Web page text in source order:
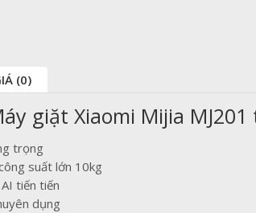
(0)
giặt Xiaomi Mijia
trọng
suất lớn 10kg
tiến tiến
dụng